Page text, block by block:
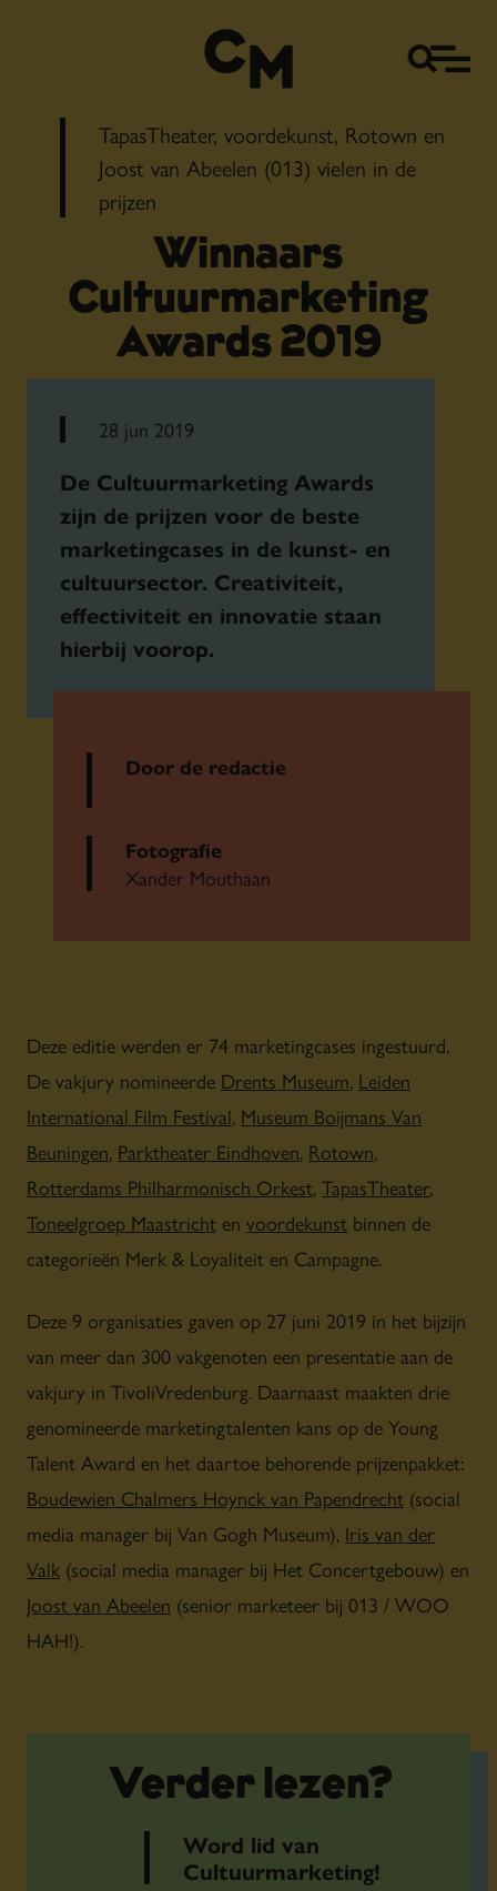
TapasTheater, voordekunst, Rotown en
Joost van Abeelen (013) vielen in de
prijzen
Winnaars
Cultuurmarketing
Awards 2019
28 jun 2019
De Cultuurmarketing Awards
zijn de prijzen voor de beste
marketingcases in de kunst- en
cultuursector. Creativiteit,
effectiviteit en innovatie staan
hierbij voorop.
Door de redactie
Fotografie
Xander Mouthaan
Deze editie werden er 74 marketingcases ingestuurd.
De vakjury nomineerde Drents Museum, Leiden
International Film Festival, Museum Boijmans Van
Beuningen, Parktheater Eindhoven, Rotown,
Rotterdams Philharmonisch Orkest, TapasTheater,
Toneelgroep Maastricht en voordekunst binnen de
categorieën Merk & Loyaliteit en Campagne.
Deze 9 organisaties gaven op 27 juni 2019 in het bijzijn
van meer dan 300 vakgenoten een presentatie aan de
vakjury in TivoliVredenburg. Daarnaast maakten drie
genomineerde marketingtalenten kans op de Young
Talent Award en het daartoe behorende prijzenpakket:
Boudewien Chalmers Hoynck van Papendrecht (social
media manager bij Van Gogh Museum), Iris van der
Valk (social media manager bij Het Concertgebouw) en
Joost van Abeelen (senior marketeer bij 013 / WOO
HAH!).
winnaar Merk &
Loyaliteit Award
Verder lezen?
Word lid van
Cultuurmarketing!